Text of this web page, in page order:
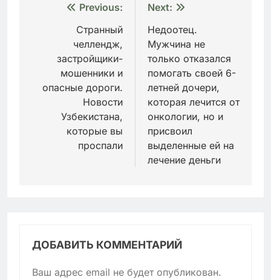
Навигация
записям
Previous:
Странный
челлендж,
застройщики-
мошенники и
опасные дороги.
Новости
Узбекистана,
которые вы
проспали
Next:
Недоотец.
Мужчина не
только отказался
помогать своей 6-
летней дочери,
которая лечится от
онкологии, но и
присвоил
выделенные ей на
лечение деньги
ДОБАВИТЬ КОММЕНТАРИЙ
Ваш адрес email не будет опубликован.